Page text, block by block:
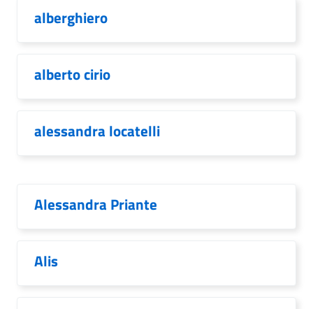
alberghiero
alberto cirio
alessandra locatelli
Alessandra Priante
Alis